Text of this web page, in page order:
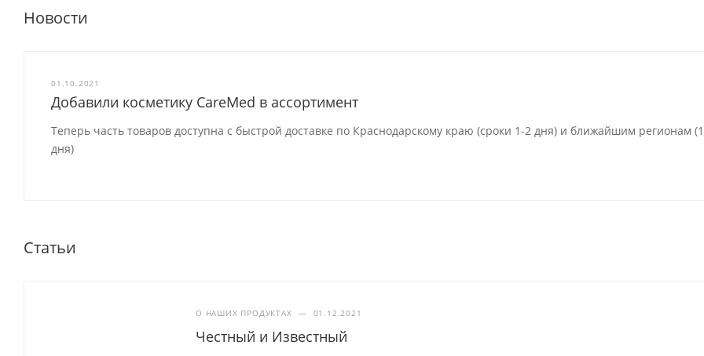
Новости
01.10.2021
Добавили косметику CareMed в ассортимент
Теперь часть товаров доступна с быстрой доставке по Краснодарскому краю (сроки 1-2 дня) и ближайшим регионам
дня)
Статьи
О НАШИХ ПРОДУКТАХ — 01.12.2021
Честный и Известный